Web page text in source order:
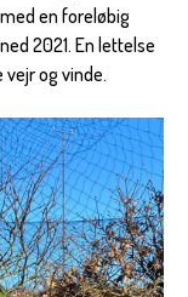
en foreløbig
2021. En lettelse
og vinde.